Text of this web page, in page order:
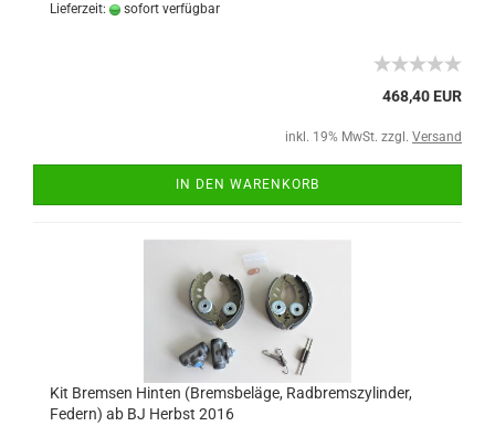
Lieferzeit:
sofort verfügbar
468,40 EUR
inkl. 19% MwSt. zzgl. Versand
IN DEN WARENKORB
Kit Bremsen Hinten (Bremsbeläge, Radbremszylinder,
Federn) ab BJ Herbst 2016